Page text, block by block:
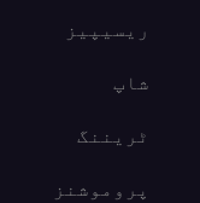
ریسیپیز
شاپ
ٹریننگ
پروموشنز